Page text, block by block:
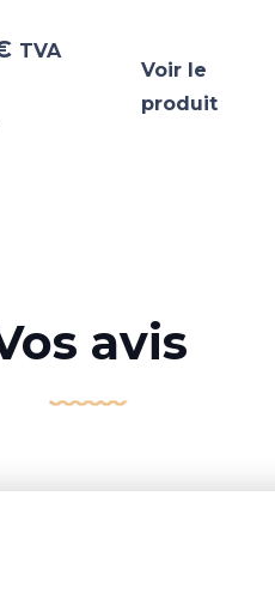
TVA
Voir le
produit
avis